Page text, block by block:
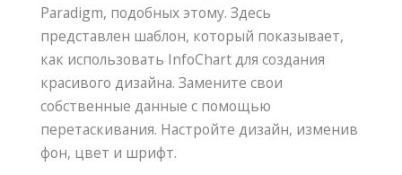
Paradigm, подобных этому. Здесь
представлен шаблон, который показывает,
как использовать InfoChart для создания
красивого дизайна. Замените свои
собственные данные с помощью
перетаскивания. Настройте дизайн, изменив
фон, цвет и шрифт.